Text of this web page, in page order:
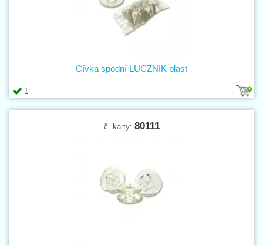
1
Cívka spodní LUCZNIK plast
č. karty: 80111